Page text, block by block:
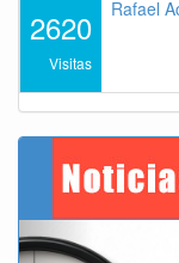
2620
Visitas
Rafael
Previous